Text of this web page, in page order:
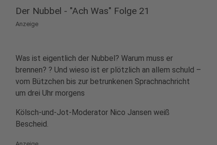
Der Nubbel - "Ach Was" Folge 21
Anzeige
Was ist eigentlich der Nubbel? Warum muss er
brennen? ? Und wieso ist er plötzlich an allem schuld –
vom Bützchen bis zur betrunkenen Sprachnachricht
um drei Uhr morgens
Kölsch-und-Jot-Moderator Nico Jansen weiß
Bescheid.